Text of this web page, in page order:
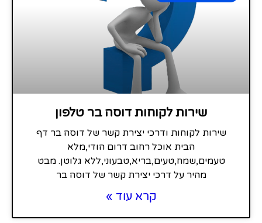
שירות לקוחות דוסה בר טלפון
שירות לקוחות ודרכי יצירת קשר של דוסה בר דף
הבית אוכל רחוב דרום הודי,מלא
טעמים,שמח,טעים,בריא,טבעוני,ללא גלוטן. מבט
מהיר על דרכי יצירת קשר של דוסה בר
קרא עוד »